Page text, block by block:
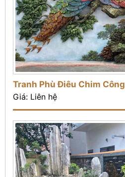
Tranh Phù Điêu Chim Công
Giá: Liên hệ